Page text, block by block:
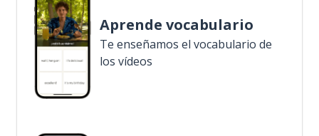
Aprende vocabulario
Te enseñamos el vocabulario de
los vídeos